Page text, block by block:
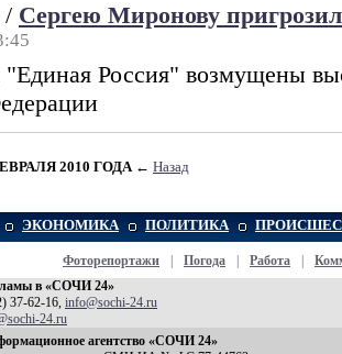
/ Сергею Миронову
Россия" возмущены
2010 ГОДА ← Назад
ЭКОНОМИКА ПОЛИТИКА
Фоторепортажи Погода Работа
в «СОЧИ 24»
37-62-16, info@sochi-24.ru
24.ru
агентство «СОЧИ 24»